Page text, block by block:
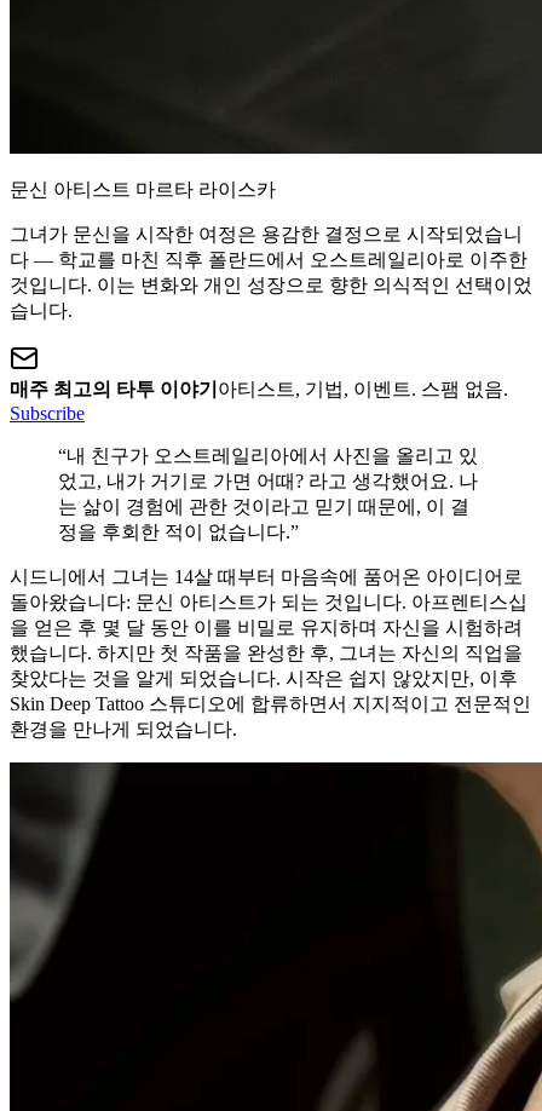
문신 아티스트 마르타 라이스카
그녀가 문신을 시작한 여정은 용감한 결정으로 시작되었습니
다 — 학교를 마친 직후 폴란드에서 오스트레일리아로 이주한
것입니다. 이는 변화와 개인 성장으로 향한 의식적인 선택이었
습니다.
매주 최고의 타투 이야기 아티스트, 기법, 이벤트. 스팸 없음.
Subscribe
“내 친구가 오스트레일리아에서 사진을 올리고 있
었고, 내가 거기로 가면 어때? 라고 생각했어요. 나
는 삶이 경험에 관한 것이라고 믿기 때문에, 이 결
정을 후회한 적이 없습니다.”
시드니에서 그녀는 14살 때부터 마음속에 품어온 아이디어로
돌아왔습니다: 문신 아티스트가 되는 것입니다. 아프렌티스십
을 얻은 후 몇 달 동안 이를 비밀로 유지하며 자신을 시험하려
했습니다. 하지만 첫 작품을 완성한 후, 그녀는 자신의 직업을
찾았다는 것을 알게 되었습니다. 시작은 쉽지 않았지만, 이후
Skin Deep Tattoo 스튜디오에 합류하면서 지지적이고 전문적인
환경을 만나게 되었습니다.